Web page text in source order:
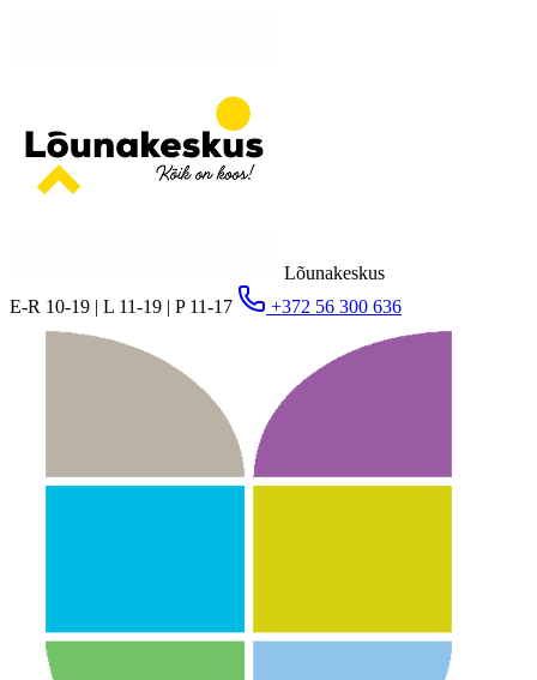
Lõunakeskus
E-R 10-19 | L 11-19 | P 11-17
+372 56 300 636